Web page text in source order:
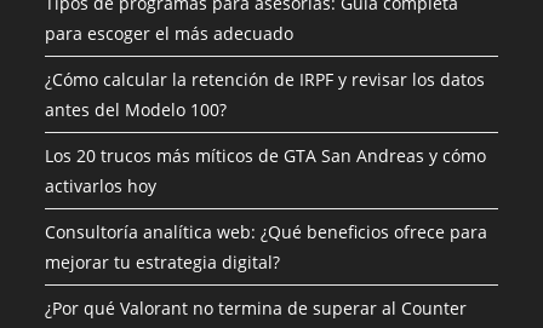
para escoger el más adecuado
¿Cómo calcular la retención de IRPF y revisar los datos
antes del Modelo 100?
Los 20 trucos más míticos de GTA San Andreas y cómo
activarlos hoy
Consultoría analítica web: ¿Qué beneficios ofrece para
mejorar tu estrategia digital?
¿Por qué Valorant no termina de superar al Counter